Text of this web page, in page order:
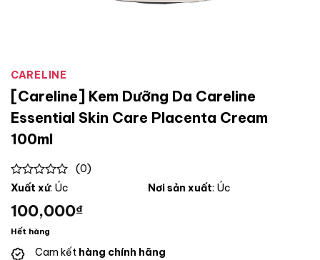
CARELINE
[Careline] Kem Dưỡng Da Careline
Essential Skin Care Placenta Cream
100ml
0
of
5
(0)
Xuất xứ: Úc Nơi sản xuất: Úc
100,000₫
Hết hàng
Cam kết hàng chính hãng